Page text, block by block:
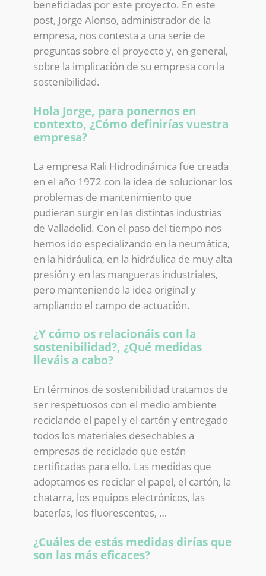
beneficiadas por este proyecto. En este
post, Jorge Alonso, administrador de la
empresa, nos contesta a una serie de
preguntas sobre el proyecto y, en general,
sobre la implicación de su empresa con la
sostenibilidad.
Hola Jorge, para ponernos en
contexto, ¿Cómo definirías vuestra
empresa?
La empresa Rali Hidrodinámica fue creada
en el año 1972 con la idea de solucionar los
problemas de mantenimiento que
pudieran surgir en las distintas industrias
de Valladolid. Con el paso del tiempo nos
hemos ido especializando en la neumática,
en la hidráulica, en la hidráulica de muy alta
presión y en las mangueras industriales,
pero manteniendo la idea original y
ampliando el campo de actuación.
¿Y cómo os relacionáis con la
sostenibilidad?, ¿Qué medidas
lleváis a cabo?
En términos de sostenibilidad tratamos de
ser respetuosos con el medio ambiente
reciclando el papel y el cartón y entregado
todos los materiales desechables a
empresas de reciclado que están
certificadas para ello. Las medidas que
adoptamos es reciclar el papel, el cartón, la
chatarra, los equipos electrónicos, las
baterías, los fluorescentes, …
¿Cuáles de estás medidas dirías que
son las más eficaces?